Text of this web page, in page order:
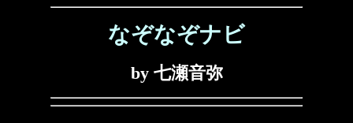
なぞなぞナビ
by 七瀬音弥